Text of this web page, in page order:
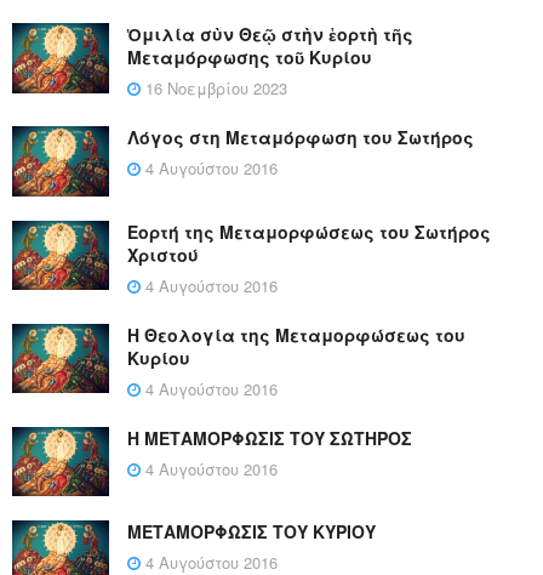
Ὁμιλία σὺν Θεῷ στὴν ἑορτὴ τῆς
Μεταμόρφωσης τοῦ Κυρίου
16 Νοεμβρίου 2023
Λόγος στη Μεταμόρφωση του Σωτήρος
4 Αυγούστου 2016
Εορτή της Μεταμορφώσεως του Σωτήρος
Χριστού
4 Αυγούστου 2016
Η Θεολογία της Μεταμορφώσεως του
Κυρίου
4 Αυγούστου 2016
Η ΜΕΤΑΜΟΡΦΩΣΙΣ ΤΟΥ ΣΩΤΗΡΟΣ
4 Αυγούστου 2016
ΜΕΤΑΜΟΡΦΩΣΙΣ ΤΟΥ ΚΥΡΙΟΥ
4 Αυγούστου 2016